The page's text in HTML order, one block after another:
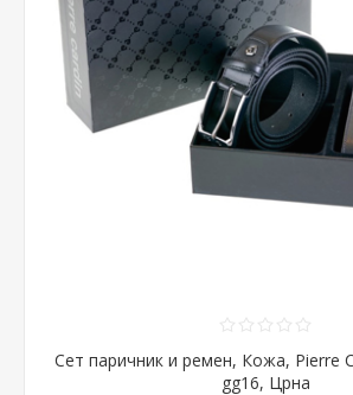
Сет паричник и ремен, Кожа, Pierre
gg16, Црна